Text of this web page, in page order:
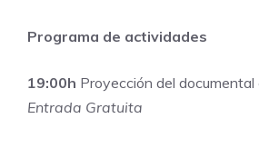
Programa de actividades
19:00h Proyección del documental
Entrada Gratuita